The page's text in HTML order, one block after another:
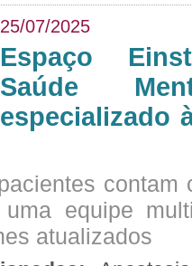
25/07/2025
Espaço
Saúde
especializado
contam
equipe
atualizados